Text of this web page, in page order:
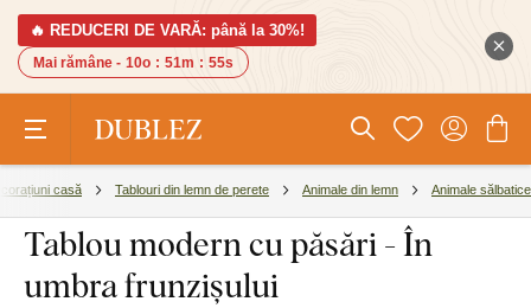
🔥 REDUCERI DE VARĂ: până la 30%!
Mai rămâne - 10o : 51m : 55s
casă Tablouri din lemn de perete Animale din lemn Animale sălbatice
Tablou modern cu păsări - În
umbra frunzișului